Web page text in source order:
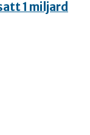
1 miljard